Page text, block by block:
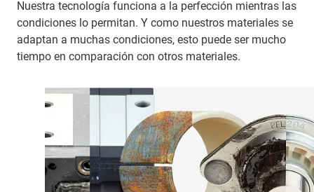
Nuestra tecnología funciona a la perfección mientras las
condiciones lo permitan. Y como nuestros materiales se
adaptan a muchas condiciones, esto puede ser mucho
tiempo en comparación con otros materiales.